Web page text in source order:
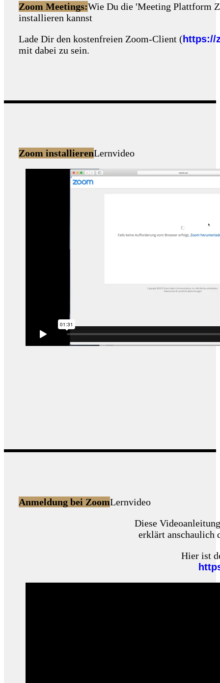
Zoom Meetings:Wie Du die 'Meeting Plattform
installieren kannst
Lade Dir den kostenfreien Zoom-Client (https://
mit dabei zu sein.
Zoom installierenLernvideo
Anmeldung bei ZoomLernvideo
Diese
erklärt anschaulich
Hier ist